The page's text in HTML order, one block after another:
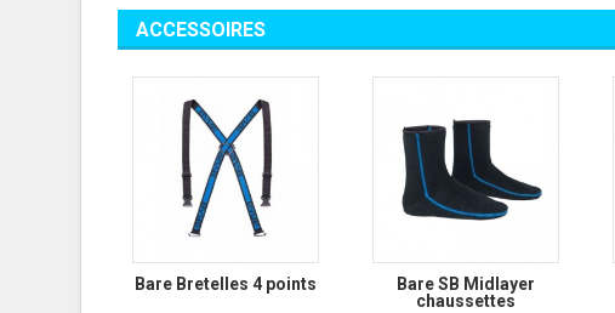
ACCESSOIRES
Bare Bretelles 4 points
Bare SB Midlayer
chaussettes